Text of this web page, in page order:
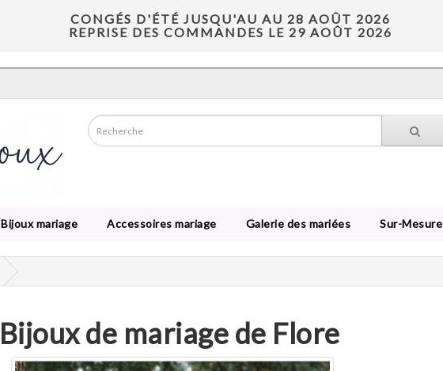
CONGÉS D'ÉTÉ JUSQU'AU AU 28 AOÛT 2026
REPRISE DES COMMANDES LE 29 AOÛT 2026
Bijoux mariage Accessoires mariage Galerie des mariées Sur-Mesure
Bijoux de mariage de Flore